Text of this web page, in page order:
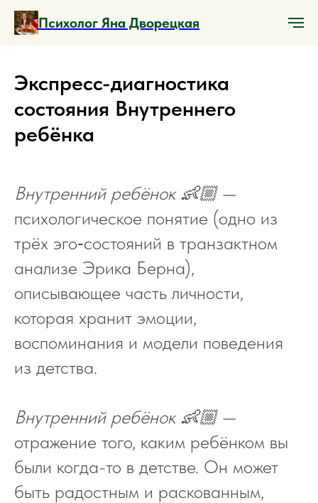
Психолог Яна Дворецкая
Экспресс-диагностика
состояния Внутреннего
ребёнка
Внутренний ребёнок 👶🏼—
психологическое понятие (одно из
трёх эго‑состояний в транзактном
анализе Эрика Берна),
описывающее часть личности,
которая хранит эмоции,
воспоминания и модели поведения
из детства.
Внутренний ребёнок 👶🏼—
отражение того, каким ребёнком вы
были когда-то в детстве. Он может
быть радостным и раскованным,